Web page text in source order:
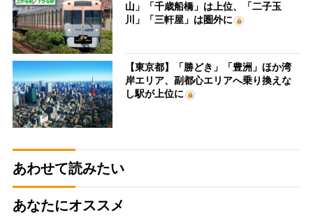
山」「千歳船橋」は上位、「二子玉
川」「三軒屋」は圏外に
【東京都】「勝どき」「豊洲」ほか湾
岸エリア、副都心エリアへ乗り換えな
し駅が上位に
あわせて読みたい
あなたにオススメ